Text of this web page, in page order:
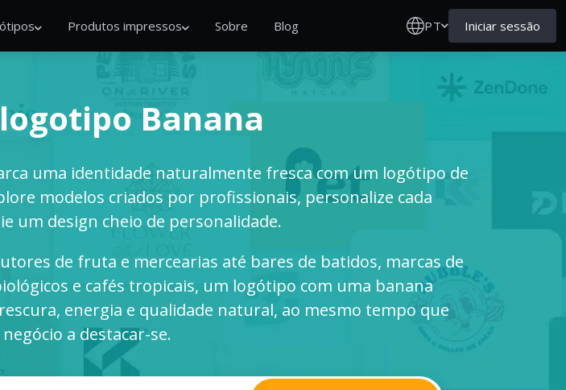
Produtos impressos Sobre Blog PT Iniciar sessão
Banana
uma identidade naturalmente fresca com um logótipo de
modelos criados por profissionais, personalize cada
um design cheio de personalidade.
de fruta e mercearias até bares de batidos, marcas de
e cafés tropicais, um logótipo com uma banana
energia e qualidade natural, ao mesmo tempo que
a destacar-se.